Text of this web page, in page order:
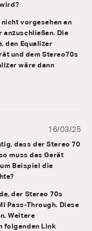
vorgesehen an
anzuschließen. Die
den Equalizer
und dem Stereo70s
wäre dann
dass der Stereo 70
muss das Gerät
Beispiel die
der Stereo 70s
Pass-Through. Diese
Weitere
folgenden Link
16/03/25